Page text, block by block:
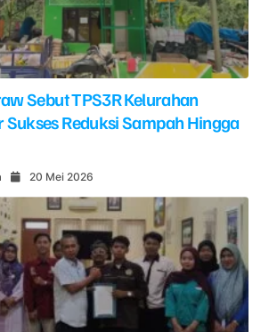
Sebut TPS3R Kelurahan
Sukses Reduksi Sampah Hingga
20 Mei 2026